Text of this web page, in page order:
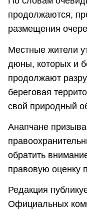
продолжаются,
размещения
Местные жители
дюны, которых и
продолжают
береговая
свой природный
Анапчане
обратить
правовую оценку
Редакция
Официальных